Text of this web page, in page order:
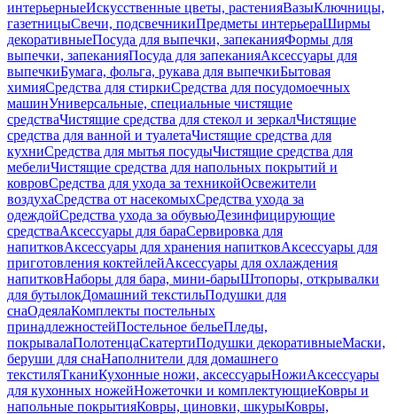
интерьерныеИскусственные цветы, растенияВазыКлючницы,
газетницыСвечи, подсвечникиПредметы интерьераШирмы
декоративныеПосуда для выпечки, запеканияФормы для
выпечки, запеканияПосуда для запеканияАксессуары для
выпечкиБумага, фольга, рукава для выпечкиБытовая
химияСредства для стиркиСредства для посудомоечных
машинУниверсальные, специальные чистящие
средстваЧистящие средства для стекол и зеркалЧистящие
средства для ванной и туалетаЧистящие средства для
кухниСредства для мытья посудыЧистящие средства для
мебелиЧистящие средства для напольных покрытий и
ковровСредства для ухода за техникойОсвежители
воздухаСредства от насекомыхСредства ухода за
одеждойСредства ухода за обувьюДезинфицирующие
средстваАксессуары для бараСервировка для
напитковАксессуары для хранения напитковАксессуары для
приготовления коктейлейАксессуары для охлаждения
напитковНаборы для бара, мини-барыШтопоры, открывалки
для бутылокДомашний текстильПодушки для
снаОдеялаКомплекты постельных
принадлежностейПостельное бельеПледы,
покрывалаПолотенцаСкатертиПодушки декоративныеМаски,
беруши для снаНаполнители для домашнего
текстиляТканиКухонные ножи, аксессуарыНожиАксессуары
для кухонных ножейНожеточки и комплектующиеКовры и
напольные покрытияКовры, циновки, шкурыКовры,